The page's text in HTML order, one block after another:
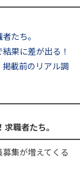
たち。
果に差が出る！
掲載前のリアル調
職者たち。
集が増えてくる